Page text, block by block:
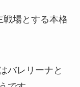
戦場とする本格
バレリーナと